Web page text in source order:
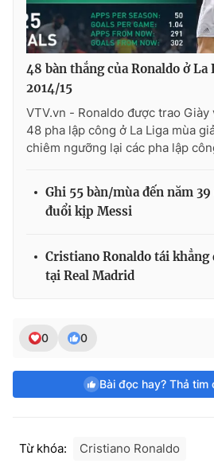
48 bàn thắng của Ronaldo ở La
2014/15
VTV.vn - Ronaldo được trao Giày
48 pha lập công ở La Liga mùa
chiêm ngưỡng lại các pha lập
Ghi 55 bàn/mùa đến năm
đuổi kịp Messi
Cristiano Ronaldo tái khẳng
tại Real Madrid
0 0
Bài đọc hay? Thả tim
Từ khóa: Cristiano Ronaldo